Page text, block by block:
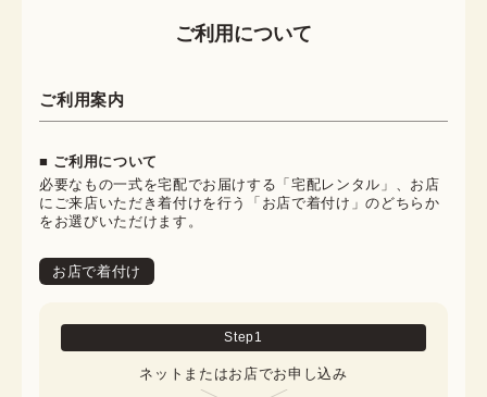
ご利用について
ご利用案内
■ ご利用について
必要なもの一式を宅配でお届けする「宅配レンタル」、お店
にご来店いただき着付けを行う「お店で着付け」のどちらか
をお選びいただけます。
お店で着付け
Step1
ネットまたはお店でお申し込み